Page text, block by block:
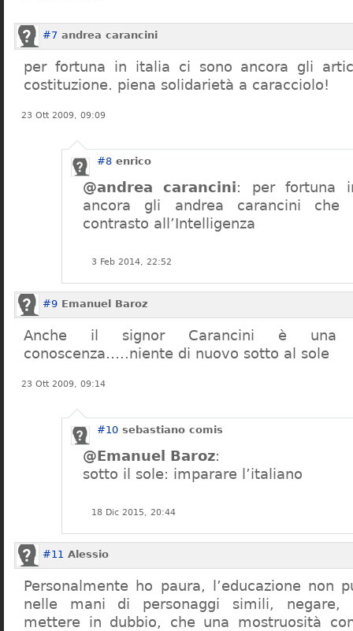
#7 andrea carancini
per fortuna in italia ci sono ancora gli
costituzione. piena solidarietà a caracciolo!
23 Ott 2009, 09:09
#8 enrico
@andrea carancini: per fortuna
ancora gli andrea carancini
contrasto all’Intelligenza
3 Feb 2014, 22:52
#9 Emanuel Baroz
Anche il signor Carancini è una
conoscenza…..niente di nuovo sotto al sole
23 Ott 2009, 09:14
#10 sebastiano comis
@Emanuel Baroz:
sotto il sole: imparare l’italiano
18 Dic 2015, 20:44
#11 Alessio
Personalmente ho paura, l’educazione non
nelle mani di personaggi simili, negare,
mettere in dubbio, che una mostruosità